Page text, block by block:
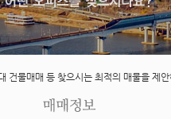
건물매매 등 찾으시는 최적의 매물을 제